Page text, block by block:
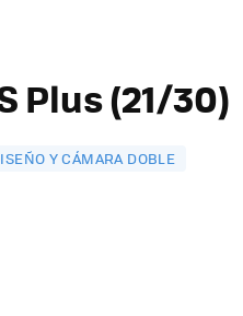
Plus (21/30)
Y CÁMARA DOBLE